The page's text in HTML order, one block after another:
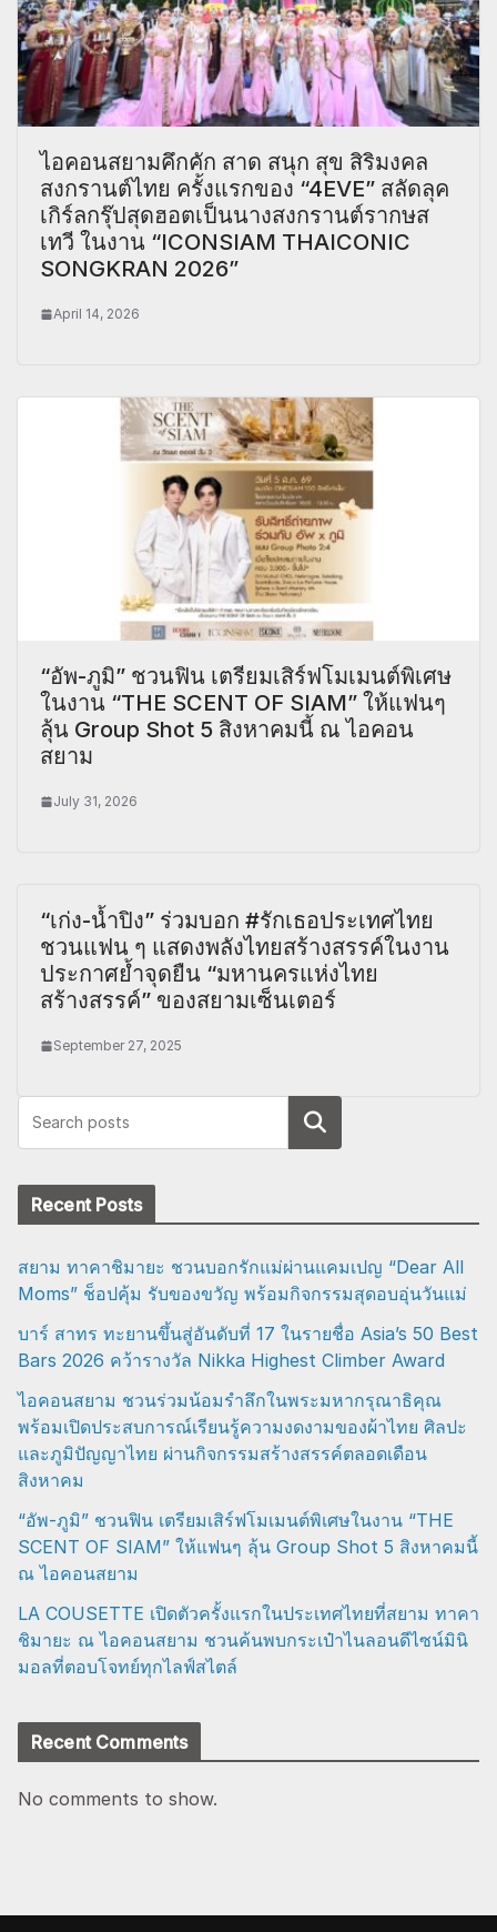
ไอคอนสยามคึกคัก สาด สนุก สุข สิริมงคล
สงกรานต์ไทย ครั้งแรกของ “4EVE” สลัดลุค
เกิร์ลกรุ๊ปสุดฮอตเป็นนางสงกรานต์รากษส
เทวี ในงาน “ICONSIAM THAICONIC
SONGKRAN 2026”
April 14, 2026
“อัพ-ภูมิ” ชวนฟิน เตรียมเสิร์ฟโมเมนต์พิเศษ
ในงาน “THE SCENT OF SIAM” ให้แฟนๆ
ลุ้น Group Shot 5 สิงหาคมนี้ ณ ไอคอน
สยาม
July 31, 2026
“เก่ง-น้ำปิง” ร่วมบอก #รักเธอประเทศไทย
ชวนแฟน ๆ แสดงพลังไทยสร้างสรรค์ในงาน
ประกาศย้ำจุดยืน “มหานครแห่งไทย
สร้างสรรค์” ของสยามเซ็นเตอร์
September 27, 2025
Search
Recent Posts
สยาม ทาคาชิมายะ ชวนบอกรักแม่ผ่านแคมเปญ “Dear All
Moms” ช็อปคุ้ม รับของขวัญ พร้อมกิจกรรมสุดอบอุ่นวันแม่
บาร์ สาทร ทะยานขึ้นสู่อันดับที่ 17 ในรายชื่อ Asia’s 50 Best
Bars 2026 คว้ารางวัล Nikka Highest Climber Award
ไอคอนสยาม ชวนร่วมน้อมรำลึกในพระมหากรุณาธิคุณ
พร้อมเปิดประสบการณ์เรียนรู้ความงดงามของผ้าไทย ศิลปะ
และภูมิปัญญาไทย ผ่านกิจกรรมสร้างสรรค์ตลอดเดือน
สิงหาคม
“อัพ-ภูมิ” ชวนฟิน เตรียมเสิร์ฟโมเมนต์พิเศษในงาน “THE
SCENT OF SIAM” ให้แฟนๆ ลุ้น Group Shot 5 สิงหาคมนี้
ณ ไอคอนสยาม
LA COUSETTE เปิดตัวครั้งแรกในประเทศไทยที่สยาม ทาคา
ชิมายะ ณ ไอคอนสยาม ชวนค้นพบกระเป๋าไนลอนดีไซน์มินิ
มอลที่ตอบโจทย์ทุกไลฟ์สไตล์
Recent Comments
No comments to show.